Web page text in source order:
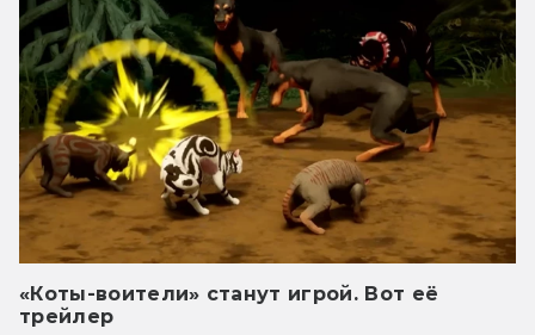
«Коты-воители» станут игрой. Вот её
трейлер